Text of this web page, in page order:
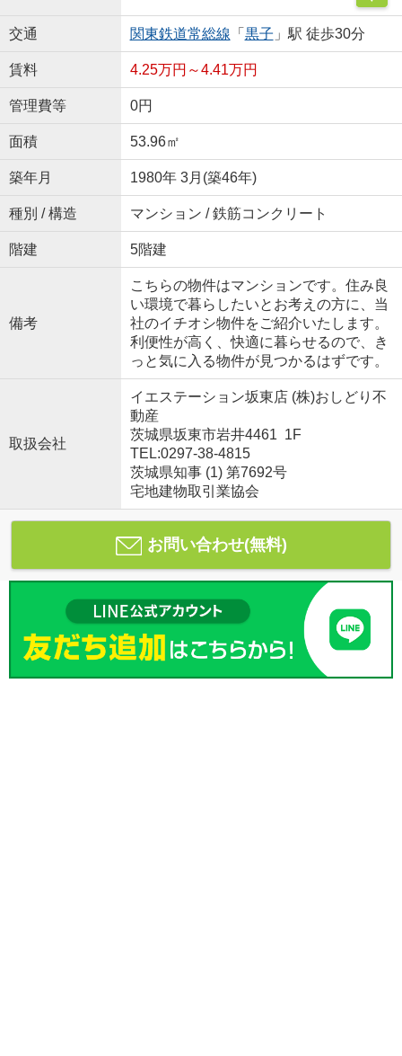
交通 関東鉄道常総線 「 黒子 」駅 徒歩30分
賃料 4.25万円～4.41万円
管理費等 0円
面積 53.96㎡
築年月 1980年 3月(築46年)
種別 / 構造 マンション / 鉄筋コンクリート
階建 5階建
備考
こちらの物件はマンションです。住み良
い環境で暮らしたいとお考えの方に、当
社のイチオシ物件をご紹介いたします。
利便性が高く、快適に暮らせるので、き
っと気に入る物件が見つかるはずです。
取扱会社
イエステーション坂東店 (株)おしどり不
動産
茨城県坂東市岩井4461 1F
TEL:0297-38-4815
茨城県知事 (1) 第7692号
宅地建物取引業協会
お問い合わせ(無料)